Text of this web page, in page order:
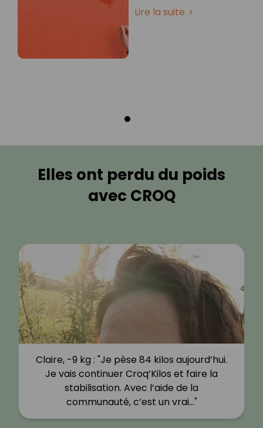
Lire la suite
Elles ont perdu du poids
avec CROQ
Claire, -9 kg : "Je pèse 84 kilos aujourd’hui.
Je vais continuer Croq’Kilos et faire la
stabilisation. Avec l’aide de la
communauté, c’est un vrai…"